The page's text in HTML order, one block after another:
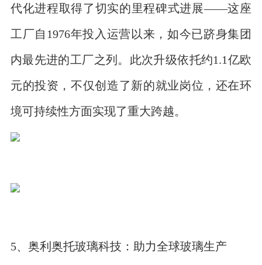
代化进程取得了切实的里程碑式进展——这座
工厂自1976年投入运营以来，如今已跻身集团
内最先进的工厂之列。此次升级依托约1.1亿欧
元的投资，不仅创造了新的就业岗位，还在环
境可持续性方面实现了重大跨越。
5、奥利奥托玻璃科技：助力全球玻璃生产